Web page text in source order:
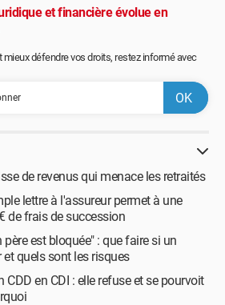
et financière évolue en
défendre vos droits, restez informé avec
de revenus qui menace les retraités
lettre à l'assureur permet à une
de frais de succession
est bloquée" : que faire si un
quels sont les risques
en CDI : elle refuse et se pourvoit